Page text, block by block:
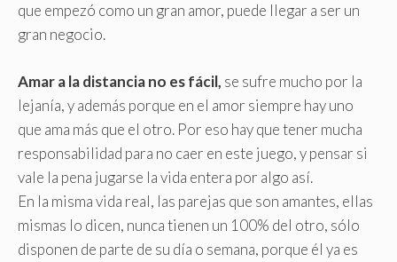
que empezó como un gran amor, puede llegar a ser un
gran negocio.
Amar a la distancia no es fácil, se sufre mucho por la
lejanía, y además porque en el amor siempre hay uno
que ama más que el otro. Por eso hay que tener mucha
responsabilidad para no caer en este juego, y pensar si
vale la pena jugarse la vida entera por algo así.
En la misma vida real, las parejas que son amantes, ellas
mismas lo dicen, nunca tienen un 100% del otro, sólo
disponen de parte de su día o semana, porque él ya es